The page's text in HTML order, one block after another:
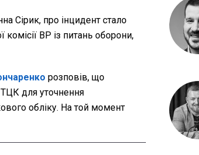
Сірик, про інцидент стало
комісії ВР із питань оборони,
розповів, що
для уточнення
обліку. На той момент